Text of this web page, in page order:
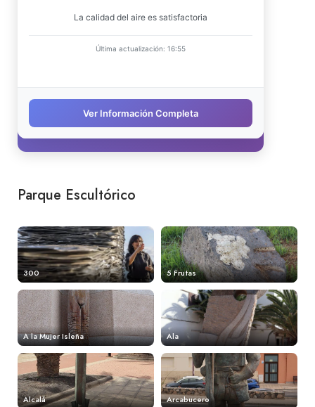
Parque Escultórico
300 5 Frutas
A la Mujer Isleña Ala
Alcalá Arcabucero